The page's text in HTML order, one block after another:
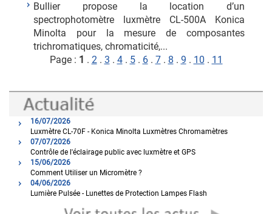
Bullier propose la location d’un
spectrophotomètre luxmètre CL-500A Konica
Minolta pour la mesure de composantes
trichromatiques, chromaticité,...
Page : 1 . 2. 3 . 4. 5. 6. 7. 8 . 9 . 10 . 11
16/07/2026
Luxmètre CL-70F - Konica Minolta Luxmètres Chromamètres
07/07/2026
Contrôle de l'éclairage public avec luxmètre et GPS
15/06/2026
Comment Utiliser un Micromètre ?
04/06/2026
Lumière Pulsée - Lunettes de Protection Lampes Flash